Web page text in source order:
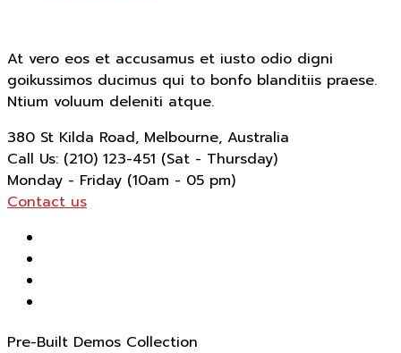
At vero eos et accusamus et iusto odio digni
goikussimos ducimus qui to bonfo blanditiis praese.
Ntium voluum deleniti atque.
380 St Kilda Road, Melbourne, Australia
Call Us: (210) 123-451 (Sat - Thursday)
Monday - Friday (10am - 05 pm)
Contact us
Pre-Built Demos Collection